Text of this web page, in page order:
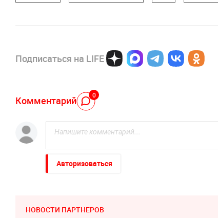
Подписаться на LIFE
Комментарий 0
Авторизоваться
НОВОСТИ ПАРТНЕРОВ